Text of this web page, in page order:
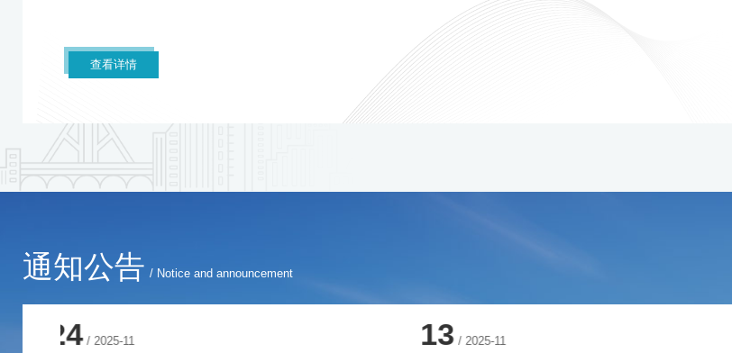
查看详情
通知公告 / Notice and announcement
24/ 2026-04 24 / 2026-04